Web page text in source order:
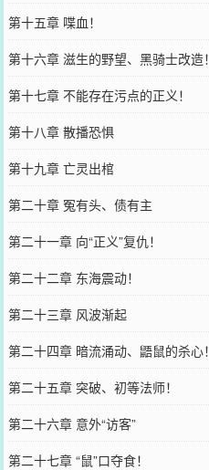
第十五章 喋血！
第十六章 滋生的野望、黑骑士改造！
第十七章 不能存在污点的正义！
第十八章 散播恐惧
第十九章 亡灵出棺
第二十章 冤有头、债有主
第二十一章 向“正义”复仇！
第二十二章 东海震动！
第二十三章 风波渐起
第二十四章 暗流涌动、鼯鼠的杀心！
第二十五章 突破、初等法师！
第二十六章 意外“访客”
第二十七章 “鼠”口夺食！